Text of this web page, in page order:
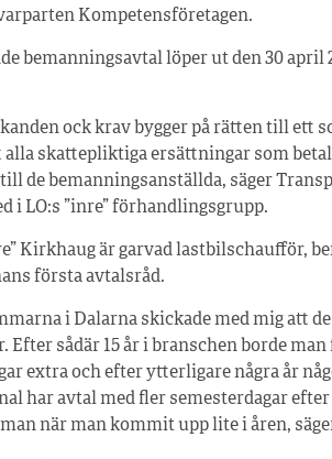
Kompetensföretagen.
bemanningsavtal löper ut den 30
ock krav bygger på rätten till ett
alla skattepliktiga ersättningar som
till de bemanningsanställda, säger
i LO:s ”inre” förhandlingsgrupp.
Kirkhaug är garvad lastbilschaufför,
första avtalsråd.
i Dalarna skickade med mig att
Efter sådär 15 år i branschen borde
extra och efter ytterligare några år
har avtal med fler semesterdagar efter
när man kommit upp lite i åren,